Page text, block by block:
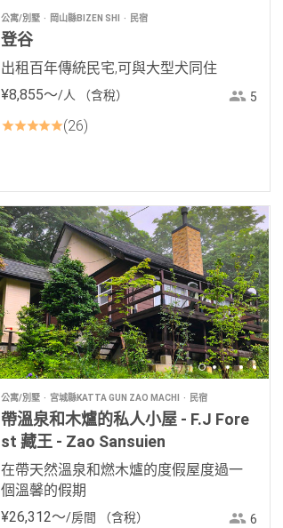
公寓/別墅 岡山縣BIZEN SHI 民宿
登谷
出租百年傳統民宅,可與大型犬同住
¥8,855〜/人 （含稅） 5
26
公寓/別墅 宮城縣KATTA GUN ZAO MACHI 民宿
帶溫泉和木爐的私人小屋 - F.J Fore
st 藏王 - Zao Sansuien
在帶天然溫泉和燃木爐的度假屋度過一
個溫馨的假期
¥26,312〜/房間 （含稅） 6